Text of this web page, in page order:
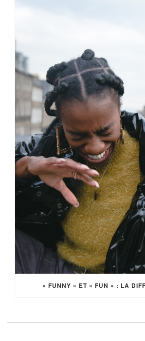
« FUNNY » ET « FUN » : LA